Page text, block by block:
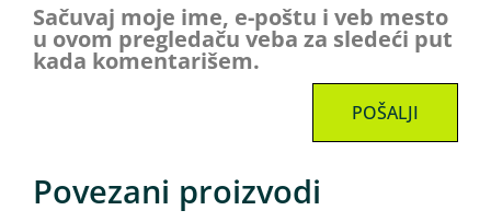
Sačuvaj moje ime, e-poštu i veb mesto
u ovom pregledaču veba za sledeći put
kada komentarišem.
Povezani proizvodi